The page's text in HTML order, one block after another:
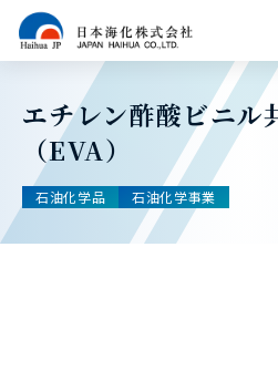
Japanese
エチレン酢酸ビニル
（EVA）
石油化学品 石油化学事業